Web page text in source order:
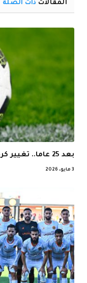
المقالات ذات الصلة
بعد 25 عاما.. تغيير كرة مباريات دوري أبطال أوروبا
3 مايو، 2026